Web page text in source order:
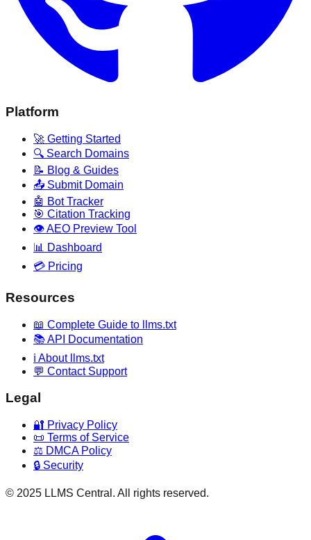
Platform
🚀 Getting Started
🔍 Search Domains
📝 Blog & Guides
📤 Submit Domain
🤖 Bot Tracker
🎯 Citation Tracking
👁️ AEO Preview Tool
📊 Dashboard
💳 Pricing
Resources
📖 Complete Guide to llms.txt
📚 API Documentation
ℹ️ About llms.txt
💬 Contact Support
Legal
🔐 Privacy Policy
📜 Terms of Service
⚖️ DMCA Policy
🔒 Security
© 2025 LLMS Central. All rights reserved.